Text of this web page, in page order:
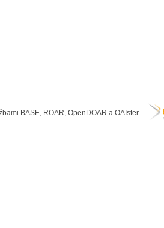
BASE, ROAR, OpenDOAR a OAIster.